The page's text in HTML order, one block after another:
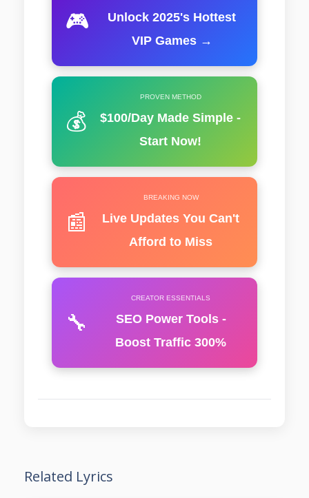
🎮
Unlock 2025's Hottest
VIP Games →
💰
PROVEN METHOD
$100/Day Made Simple -
Start Now!
📰
BREAKING NOW
Live Updates You Can't
Afford to Miss
🔧
CREATOR ESSENTIALS
SEO Power Tools -
Boost Traffic 300%
Related Lyrics